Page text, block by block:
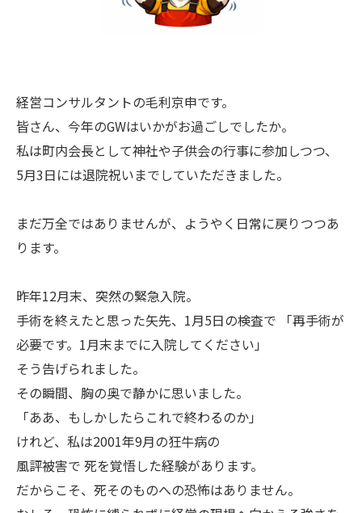
経営コンサルタントの毛利京申です。
皆さん、今年のGWはいかがお過ごしでしたか。
私は町内会長として神社や子供会の行事に参加しつつ、
5月3日には退院祝いまでしていただきました。
まだ万全ではありませんが、ようやく日常に戻りつつあ
ります。
昨年12月末、突然の緊急入院。
手術を終えたと思った矢先、1月5日の検査で 「再手術が
必要です。1月末までに入院してください」
そう告げられました。
その瞬間、胸の奥で静かに思いました。
「ああ、もしかしたらこれで終わるのか」
けれど、私は2001年9月の狂牛病の
風評被害で 死を覚悟した経験があります。
だからこそ、死そのものへの恐怖はありません。